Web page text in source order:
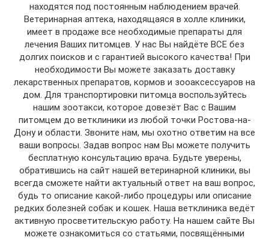
находятся под постоянным наблюдением врачей.
Ветеринарная аптека, находящаяся в холле клиники,
имеет в продаже все необходимые препараты для
лечения Ваших питомцев. У нас Вы найдёте ВСЕ без
долгих поисков и с гарантией высокого качества! При
необходимости Вы можете заказать доставку
лекарственных препаратов, кормов и зооаксессуаров на
дом. Для транспортировки питомца воспользуйтесь
нашим зоотакси, которое довезёт Вас с Вашим
питомцем до ветклиники из любой точки Ростова-на-
Дону и области. Звоните нам, мы охотно ответим на все
ваши вопросы. Задав вопрос нам Вы можете получить
бесплатную консультацию врача. Будьте уверены,
обратившись на сайт нашей ветеринарной клиники, вы
всегда сможете найти актуальный ответ на ваш вопрос,
будь то описание какой-либо процедуры или описание
редких болезней собак и кошек. Наша ветклиника ведёт
активную просветительскую работу. На нашем сайте Вы
можете ознакомиться со статьями, посвящёнными